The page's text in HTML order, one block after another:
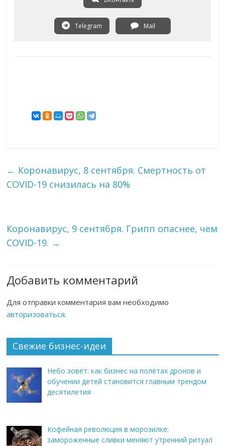
Telegram Mail
← Коронавирус, 8 сентября. Смертность от
COVID-19 снизилась на 80%
Коронавирус, 9 сентября. Грипп опаснее, чем
COVID-19. →
Добавить комментарий
Для отправки комментария вам необходимо
авторизоваться.
Свежие бизнес-идеи
Небо зовёт: как бизнес на полётах дронов и
обучении детей становится главным трендом
десятилетия
Кофейная революция в морозилке:
замороженные сливки меняют утренний ритуал